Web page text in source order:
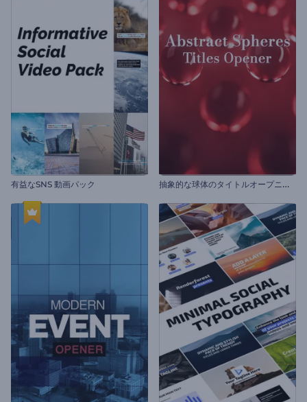
有益なSNS 動画パック 抽
象的な球体のタイトルオープニング動画